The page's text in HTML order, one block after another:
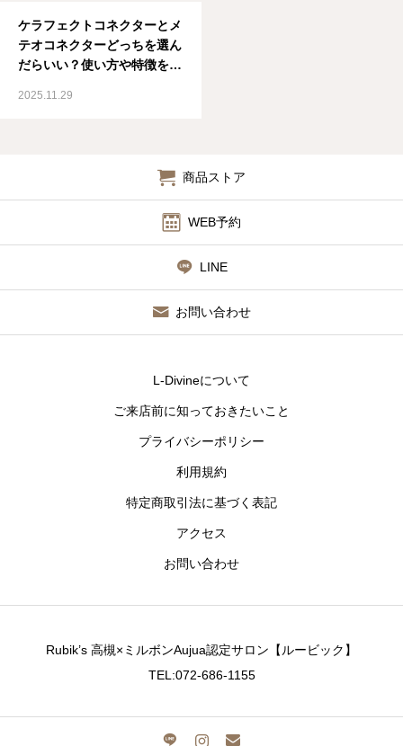
ケラフェクトコネクターとメ
テオコネクターどっちを選ん
だらいい？使い方や特徴を解
2025.11.29
商品ストア
WEB予約
LINE
お問い合わせ
L-Divineについて
ご来店前に知っておきたいこと
プライバシーポリシー
利用規約
特定商取引法に基づく表記
アクセス
お問い合わせ
Rubik’s 高槻×ミルボンAujua認定サロン【ルービック】
TEL:072-686-1155